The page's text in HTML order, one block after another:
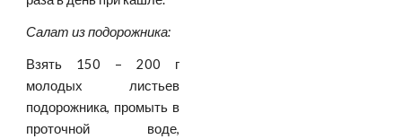
Салат из подорожника:
Взять 150 – 200 г
молодых листьев
подорожника, промыть в
проточной воде,